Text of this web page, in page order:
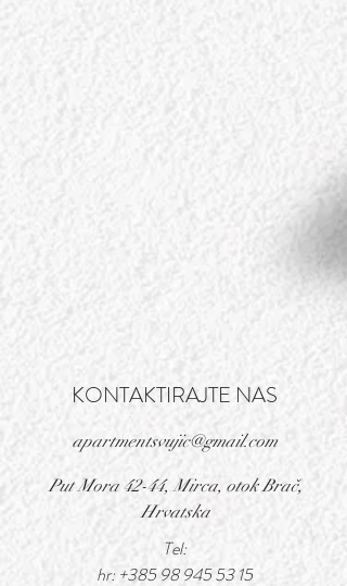
KONTAKTIRAJTE NAS
apartmentsvujic@gmail.com
Put Mora 42-44, Mirca, otok Brač,
Hrvatska
Tel:
hr: +385 98 945 53 15